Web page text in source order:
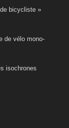
bicycliste »
de vélo mono-
isochrones